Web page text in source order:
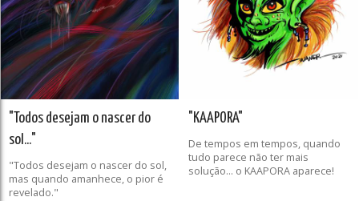
"Todos desejam o nascer do
sol..."
"Todos desejam o nascer do sol,
mas quando amanhece, o pior é
revelado."
"KAAPORA"
De tempos em tempos, quando
tudo parece não ter mais
solução... o KAAPORA aparece!